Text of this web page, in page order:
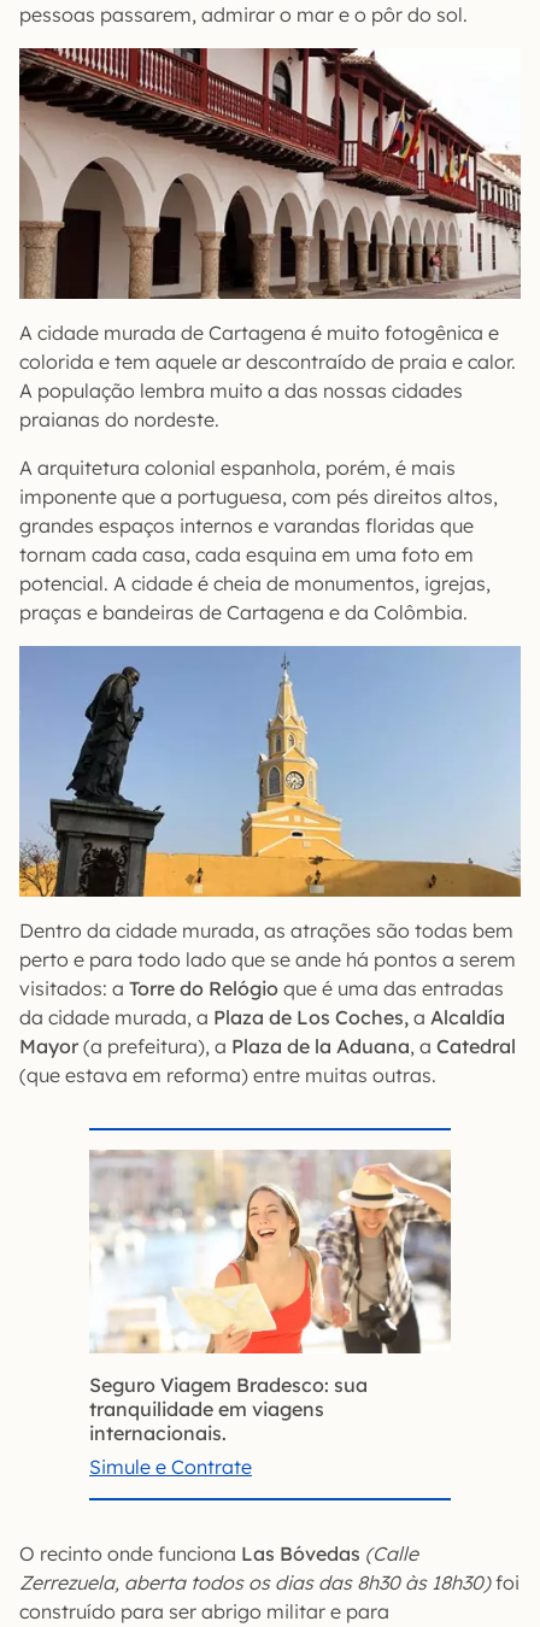
pessoas passarem, admirar o mar e o pôr do sol.
A cidade murada de Cartagena é muito fotogênica e
colorida e tem aquele ar descontraído de praia e calor.
A população lembra muito a das nossas cidades
praianas do nordeste.
A arquitetura colonial espanhola, porém, é mais
imponente que a portuguesa, com pés direitos altos,
grandes espaços internos e varandas floridas que
tornam cada casa, cada esquina em uma foto em
potencial. A cidade é cheia de monumentos, igrejas,
praças e bandeiras de Cartagena e da Colômbia.
Dentro da cidade murada, as atrações são todas bem
perto e para todo lado que se ande há pontos a serem
visitados: a Torre do Relógio que é uma das entradas
da cidade murada, a Plaza de Los Coches, a Alcaldía
Mayor (a prefeitura), a Plaza de la Aduana, a Catedral
(que estava em reforma) entre muitas outras.
Seguro Viagem Bradesco: sua
tranquilidade em viagens
internacionais.
Simule e Contrate
O recinto onde funciona Las Bóvedas (Calle
Zerrezuela, aberta todos os dias das 8h30 às 18h30)foi
construído para ser abrigo militar e para